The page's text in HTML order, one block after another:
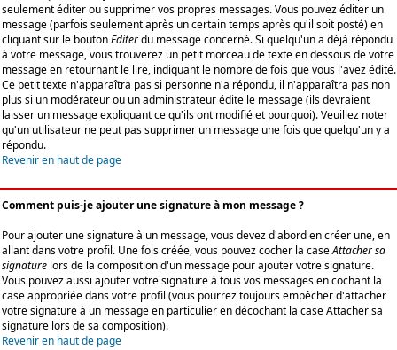
seulement éditer ou supprimer vos propres messages. Vous pouvez éditer un
message (parfois seulement après un certain temps après qu'il soit posté) en
cliquant sur le boutonEditerdu message concerné. Si quelqu'un a déjà répondu
à votre message, vous trouverez un petit morceau de texte en dessous de votre
message en retournant le lire, indiquant le nombre de fois que vous l'avez édité.
Ce petit texte n'apparaîtra pas si personne n'a répondu, il n'apparaîtra pas non
plus si un modérateur ou un administrateur édite le message (ils devraient
laisser un message expliquant ce qu'ils ont modifié et pourquoi). Veuillez noter
qu'un utilisateur ne peut pas supprimer un message une fois que quelqu'un y a
répondu.
Revenir en haut de page
Comment puis-je ajouter une signature à mon message ?
Pour ajouter une signature à un message, vous devez d'abord en créer une, en
allant dans votre profil. Une fois créée, vous pouvez cocher la caseAttacher sa
signature lors de la composition d'un message pour ajouter votre signature.
Vous pouvez aussi ajouter votre signature à tous vos messages en cochant la
case appropriée dans votre profil (vous pourrez toujours empêcher d'attacher
votre signature à un message en particulier en décochant la case Attacher sa
signature lors de sa composition).
Revenir en haut de page